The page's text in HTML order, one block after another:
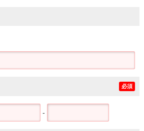
必須
-